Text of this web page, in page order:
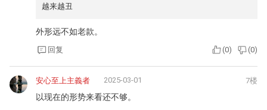
越来越丑
外形远不如老款。
回复 (0) (0)
安心至上主義者 2025-03-01 7楼
以现在的形势来看还不够。